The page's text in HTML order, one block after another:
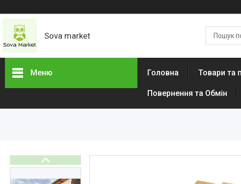
Sova market
Меню
Підвіски
Дитячі товари
Головна Товари та
Повернення та Обмін